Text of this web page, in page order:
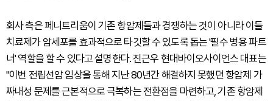
회사 측은 페니트리움이 기존 항암제들과 경쟁하는 것이 아니라 이들
치료제가 암세포를 효과적으로 타깃할 수 있도록 돕는 '필수 병용 파트
너' 역할을 할 수 있다고 설명한다. 진근우 현대바이오사이언스 대표는
"이번 전립선암 임상을 통해 지난 80년간 해결하지 못했던 항암제 가
짜내성 문제를 근본적으로 극복하는 전환점을 마련하고, 기존 항암제